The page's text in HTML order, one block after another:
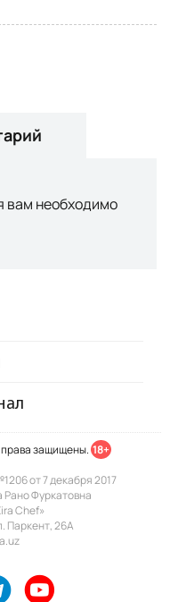
вам необходимо
защищены. 18+
от 7 декабря 2017
Рано Фуркатовна
Chef»
Паркент, 26А